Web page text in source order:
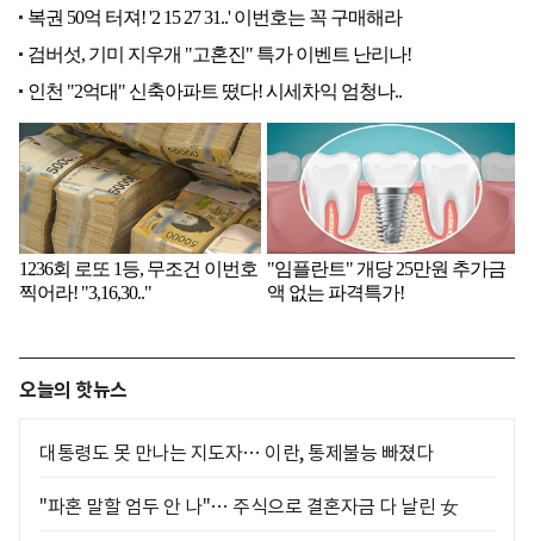
오늘의 핫뉴스
대통령도 못 만나는 지도자… 이란, 통제불능 빠졌다
"파혼 말할 엄두 안 나"… 주식으로 결혼자금 다 날린 女